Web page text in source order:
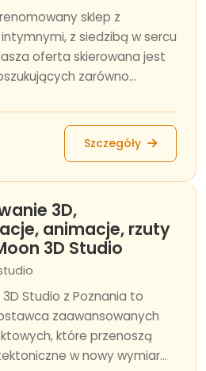
sklep z
z siedzibą w sercu
oferta skierowana jest
zarówno...
Szczegóły
3D,
animacje, rzuty
3D Studio
Studio z Poznania to
zaawansowanych
które przenoszą
w nowy wymiar...